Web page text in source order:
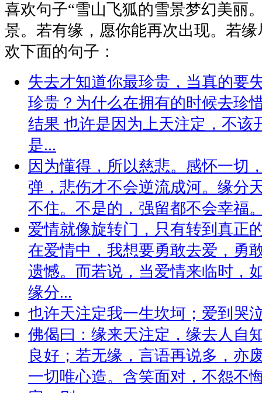
喜欢句子“雪山飞狐的雪景梦幻美丽
景。若有缘，愿你能再次出现。若缘
欢下面的句子：
失去才知道你最珍贵，当真的要
珍贵？为什么在拥有的时候去珍
结果 也许是因为上天注定，不该
是...
因为懂得，所以慈悲。感怀一切
弹，悲伤才不会逆流成河。缘分
不住。不是的，强留都不会幸福
爱情就像旋转门，只有转到真正
在爱情中，我想要勇敢去爱，勇
遗憾。而若说，当爱情来临时，
缘分...
也许天注定我一生坎坷；爱到哭
佛偈曰：缘来天注定，缘去人自
良好；若无缘，言语再说多，亦
一切唯心造。含笑面对，不怨不